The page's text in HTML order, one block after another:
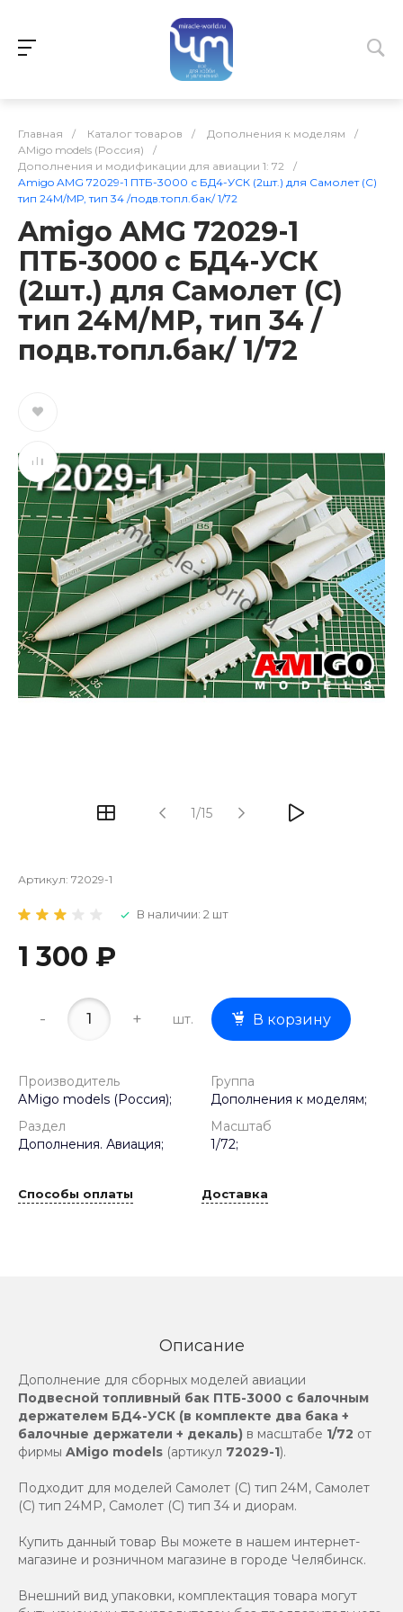
Главная / Каталог товаров / Дополнения к моделям
/
AMigo models (Россия)
/
Дополнения и модификации для авиации 1: 72
/
Amigo AMG 72029-1 ПТБ-3000 с БД4-УСК (2шт.) для Самолет (С)
тип 24М/МР, тип 34 /подв.топл.бак/ 1/72
Amigo AMG 72029-1
ПТБ-3000 с БД4-УСК
(2шт.) для Самолет (С)
тип 24М/МР, тип 34 /
подв.топл.бак/ 1/72
1/15
Артикул: 72029-1
В наличии: 2 шт
1 300 ₽
- + шт. В корзину
Производитель
AMigo models (Россия);
Группа
Дополнения к моделям;
Раздел
Дополнения. Авиация;
Масштаб
1/72;
Способы оплаты Доставка
Описание
Дополнение для сборных моделей авиации
Подвесной топливный бак ПТБ-3000 с балочным
держателем БД4-УСК (в комплекте два бака +
балочные держатели + декаль) в масштабе 1/72 от
фирмы AMigo models (артикул 72029-1).
Подходит для моделей Самолет (С) тип 24М, Самолет
(С) тип 24МР, Самолет (С) тип 34 и диорам.
Купить данный товар Вы можете в нашем интернет-
магазине и розничном магазине в городе Челябинск.
Внешний вид упаковки, комплектация товара могут